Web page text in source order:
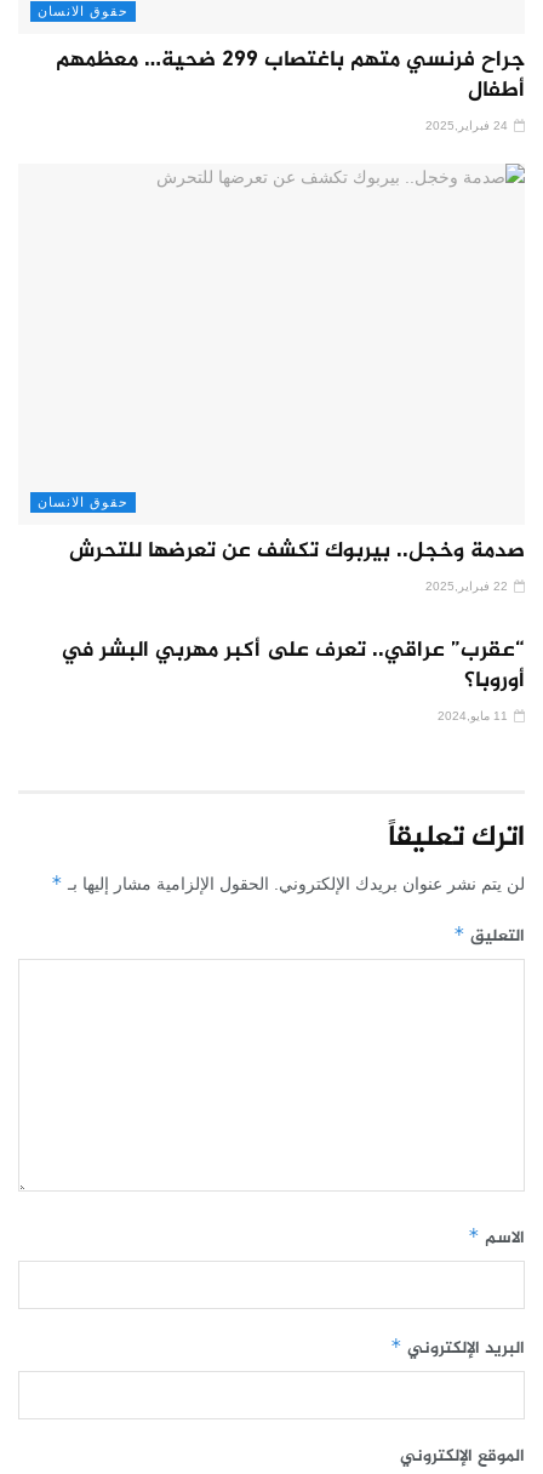
حقوق الانسان
جراح فرنسي متهم باغتصاب 299 ضحية… معظمهم
أطفال
حقوق الانسان
صدمة وخجل.. بيربوك تكشف عن تعرضها للتحرش
“عقرب” عراقي.. تعرف على أكبر مهربي البشر في
أوروبا؟
اترك تعليقاً
لن يتم نشر عنوان بريدك الإلكتروني. الحقول الإلزامية مشار إليها بـ *
التعليق *
الاسم *
البريد الإلكتروني *
الموقع الإلكتروني